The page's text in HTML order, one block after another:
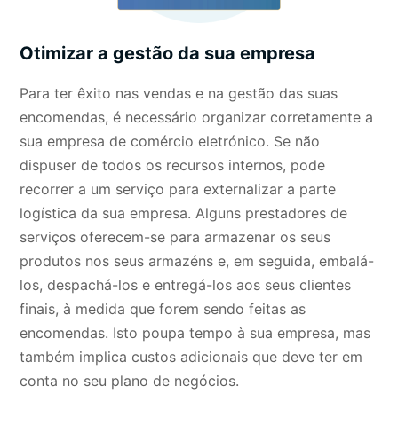
Otimizar a gestão da sua empresa
Para ter êxito nas vendas e na gestão das suas
encomendas, é necessário organizar corretamente a
sua empresa de comércio eletrónico. Se não
dispuser de todos os recursos internos, pode
recorrer a um serviço para externalizar a parte
logística da sua empresa. Alguns prestadores de
serviços oferecem-se para armazenar os seus
produtos nos seus armazéns e, em seguida, embalá-
los, despachá-los e entregá-los aos seus clientes
finais, à medida que forem sendo feitas as
encomendas. Isto poupa tempo à sua empresa, mas
também implica custos adicionais que deve ter em
conta no seu plano de negócios.